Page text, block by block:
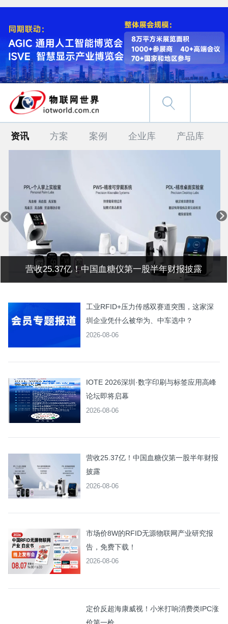
资讯 方案 案例 企业库 产品库
营收25.37亿！中国血糖仪第一股半年财报披露
 
工业RFID+压力传感双赛道突围，这家深
圳企业凭什么被华为、中车选中？
2026-08-06
IOTE 2026深圳·数字印刷与标签应用高峰
论坛即将启幕
2026-08-06
营收25.37亿！中国血糖仪第一股半年财报
披露
2026-08-06
市场价8W的RFID无源物联网产业研究报
告，免费下载！
2026-08-06
定价反超海康威视！小米打响消费类IPC涨
价第一枪